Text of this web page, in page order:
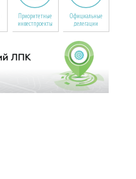
Приоритетные
инвестпроекты
Официальные
делегации